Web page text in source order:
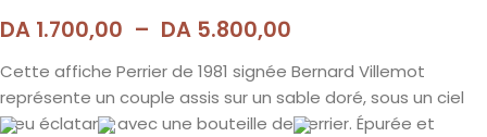
DA 1.700,00 – DA 5.800,00
Cette affiche Perrier de 1981 signée Bernard Villemot
représente un couple assis sur un sable doré, sous un ciel
bleu éclatant, avec une bouteille de Perrier. Épurée et